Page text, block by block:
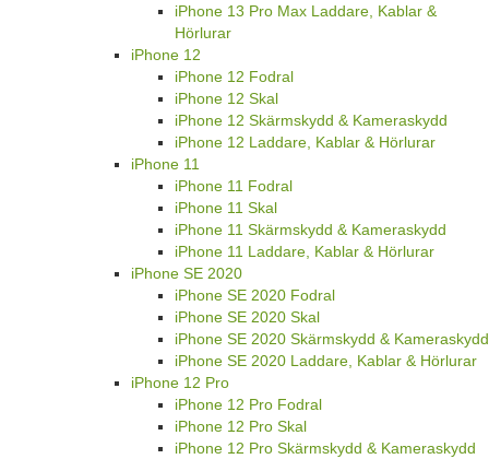
iPhone 13 Pro Max Laddare, Kablar &
Hörlurar
iPhone 12
iPhone 12 Fodral
iPhone 12 Skal
iPhone 12 Skärmskydd & Kameraskydd
iPhone 12 Laddare, Kablar & Hörlurar
iPhone 11
iPhone 11 Fodral
iPhone 11 Skal
iPhone 11 Skärmskydd & Kameraskydd
iPhone 11 Laddare, Kablar & Hörlurar
iPhone SE 2020
iPhone SE 2020 Fodral
iPhone SE 2020 Skal
iPhone SE 2020 Skärmskydd & Kameraskydd
iPhone SE 2020 Laddare, Kablar & Hörlurar
iPhone 12 Pro
iPhone 12 Pro Fodral
iPhone 12 Pro Skal
iPhone 12 Pro Skärmskydd & Kameraskydd